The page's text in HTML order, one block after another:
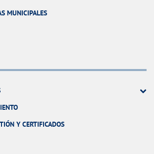
MUNICIPALES
Y CERTIFICADOS